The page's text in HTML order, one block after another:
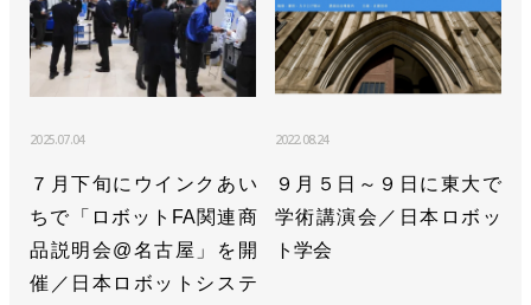
2025.07.04
７月下旬にウインクあい
ちで「ロボットFA関連商
品説明会@名古屋」を開
催／日本ロボットシステ
2022.08.24
９月５日～９日に東大で
学術講演会／日本ロボッ
ト学会